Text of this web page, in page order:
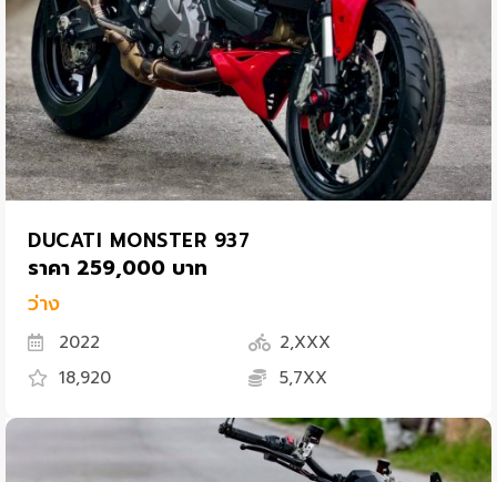
DUCATI MONSTER 937
ราคา 259,000 บาท
ว่าง
2022
2,XXX
18,920
5,7XX